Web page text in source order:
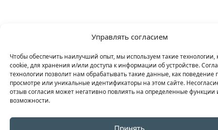
Управлять согласием
Чтобы обеспечить наилучший опыт, мы используем такие технологии,
cookie, для хранения и/или доступа к информации об устройстве.
технологии позволит нам обрабатывать такие данные, как поведение
просмотре или уникальные идентификаторы на этом сайте.
отзыв согласия может негативно повлиять на определенные функции
возможности.